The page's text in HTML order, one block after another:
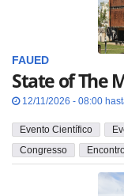
FAUED
State of The
12/11/2026 - 08:00
Evento Científico
Congresso